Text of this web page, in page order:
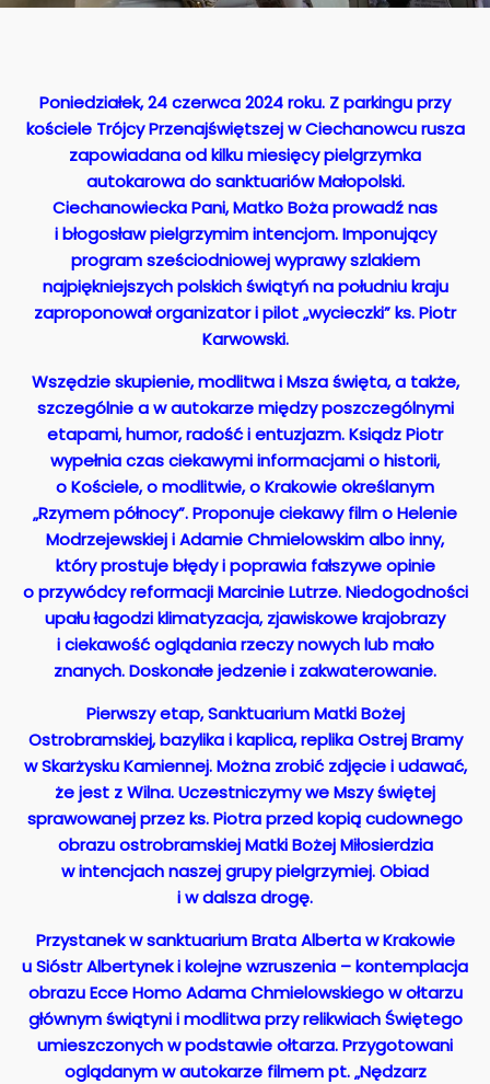
Poniedziałek, 24 czerwca 2024 roku. Z parkingu przy
kościele Trójcy Przenajświętszej w Ciechanowcu rusza
zapowiadana od kilku miesięcy pielgrzymka
autokarowa do sanktuariów Małopolski.
Ciechanowiecka Pani, Matko Boża prowadź nas
i błogosław pielgrzymim intencjom. Imponujący
program sześciodniowej wyprawy szlakiem
najpiękniejszych polskich świątyń na południu kraju
zaproponował organizator i pilot „wycieczki” ks. Piotr
Karwowski.
Wszędzie skupienie, modlitwa i Msza święta, a także,
szczególnie a w autokarze między poszczególnymi
etapami, humor, radość i entuzjazm. Ksiądz Piotr
wypełnia czas ciekawymi informacjami o historii,
o Kościele, o modlitwie, o Krakowie określanym
„Rzymem północy”. Proponuje ciekawy film o Helenie
Modrzejewskiej i Adamie Chmielowskim albo inny,
który prostuje błędy i poprawia fałszywe opinie
o przywódcy reformacji Marcinie Lutrze. Niedogodności
upału łagodzi klimatyzacja, zjawiskowe krajobrazy
i ciekawość oglądania rzeczy nowych lub mało
znanych. Doskonałe jedzenie i zakwaterowanie.
Pierwszy etap, Sanktuarium Matki Bożej
Ostrobramskiej, bazylika i kaplica, replika Ostrej Bramy
w Skarżysku Kamiennej. Można zrobić zdjęcie i udawać,
że jest z Wilna. Uczestniczymy we Mszy świętej
sprawowanej przez ks. Piotra przed kopią cudownego
obrazu ostrobramskiej Matki Bożej Miłosierdzia
w intencjach naszej grupy pielgrzymiej. Obiad
i w dalsza drogę.
Przystanek w sanktuarium Brata Alberta w Krakowie
u Sióstr Albertynek i kolejne wzruszenia – kontemplacja
obrazu Ecce Homo Adama Chmielowskiego w ołtarzu
głównym świątyni i modlitwa przy relikwiach Świętego
umieszczonych w podstawie ołtarza. Przygotowani
oglądanym w autokarze filmem pt. „Nędzarz